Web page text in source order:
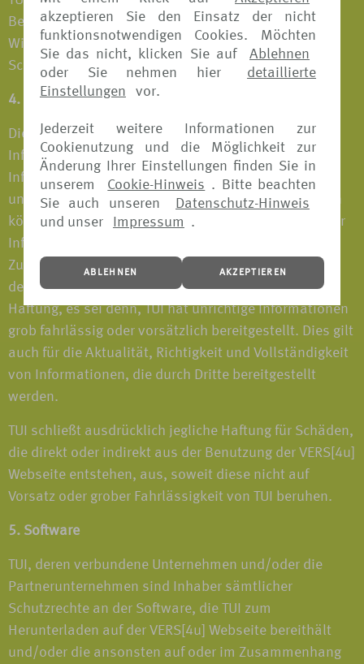
akzeptieren Sie den Einsatz der nicht
funktionsnotwendigen Cookies. Möchten
Sie das nicht, klicken Sie auf
Ablehnen
oder Sie nehmen hier
detaillierte
Einstellungen
vor.
Jederzeit weitere Informationen zur
Cookienutzung und die Möglichkeit zur
Änderung Ihrer Einstellungen finden Sie in
unserem
Cookie-Hinweis . Bitte beachten
Sie auch unseren
Datenschutz-Hinweis
und unser
Impressum .
ABLEHNEN AKZEPTIEREN
Beseitigung der Beeinträchtigung, bei
Wiederholungsgefahr Unterlassung verlangen sowie
Schadensersatzansprüche geltend machen.
4. Haftungsausschluss
Die VERS[4u] Webseite stellt ein unverbindliches
Informationsangebot dar. TUI bemüht sich, dass die
Informationen auf der VERS[4u] Webseite zutreffend
und auf dem aktuellen Stand sind. Die Informationen
können sich jederzeit ändern. TUI gibt hinsichtlich der
Informationen auf der VERS[4u] Webseite keine
Zusicherungen ab und übernimmt für die Richtigkeit
der Informationen keinerlei Gewährleistung oder
Haftung, es sei denn, TUI hat unrichtige Informationen
grob fahrlässig oder vorsätzlich bereitgestellt. Dies gilt
auch für die Aktualität, Richtigkeit und Vollständigkeit
von Informationen, die durch Dritte bereitgestellt
werden.
TUI schließt ausdrücklich jegliche Haftung für Schäden,
die direkt oder indirekt aus der Benutzung der VERS[4u]
Webseite entstehen, aus, soweit diese nicht auf
Vorsatz oder grober Fahrlässigkeit von TUI beruhen.
5. Software
TUI, deren verbundene Unternehmen und/oder die
Partnerunternehmen sind Inhaber sämtlicher
Schutzrechte an der Software, die TUI zum
Herunterladen auf der VERS[4u] Webseite bereithält
und/oder die ansonsten auf oder im Zusammenhang